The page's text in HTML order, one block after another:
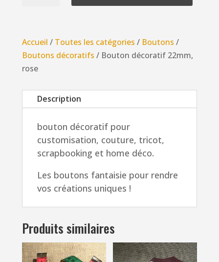
rose
Accueil / Toutes les catégories / Boutons /
Boutons décoratifs / Bouton décoratif 22mm,
rose
Description
bouton décoratif pour
customisation, couture, tricot,
scrapbooking et home déco.
Les boutons fantaisie pour rendre
vos créations uniques !
Produits similaires